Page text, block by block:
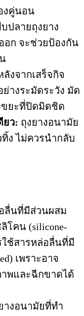
งคู่นอน
ปลายถุงยาง
อก จะช่วยป้องกัน
ลังจากเสร็จกิจ
างระมัดระวัง มัด
ขยะที่ปิดมิดชิด
ยว: ถุงยางอนามัย
ง ไม่ควรนำกลับ
ลื่นที่มีส่วนผสม
โคน (silicone-
ใช้สารหล่อลื่นที่มี
เพราะอาจ
พและฉีกขาดได้
างอนามัยที่ทำ